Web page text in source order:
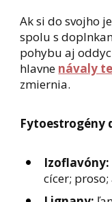
Ak si do svojho
spolu s
pohybu aj
hlavne návaly
zmiernia.
Fytoestrogény
Izoflavóny:
cícer;